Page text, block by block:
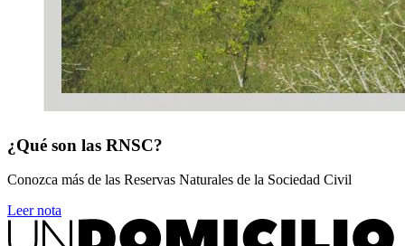
¿Qué son las RNSC?
Conozca más de las Reservas Naturales de la Sociedad Civil
Leer nota